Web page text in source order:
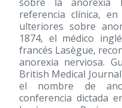
referencia clínica,
ulteriores sobre
1874, el médico
francés Lasègue,
anorexia nerviosa.
British Medical
el nombre de
conferencia dictada